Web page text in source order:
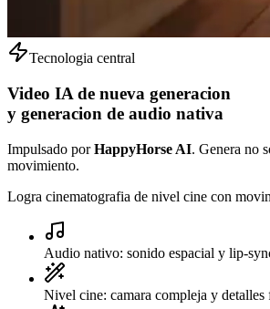
Tecnologia central
Video IA de nueva generacion
y generacion de audio nativa
Impulsado porHappyHorse AI. Genera no
movimiento.
Logra cinematografia de nivel cine con
Audio nativo: sonido espacial y lip-
Nivel cine: camara compleja y detalles